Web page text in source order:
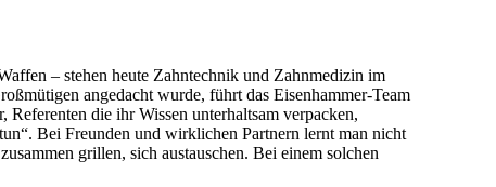
– stehen heute Zahntechnik und Zahnmedizin im
angedacht wurde, führt das Eisenhammer-Team
die ihr Wissen unterhaltsam verpacken,
Bei Freunden und wirklichen Partnern lernt man nicht
grillen, sich austauschen. Bei einem solchen